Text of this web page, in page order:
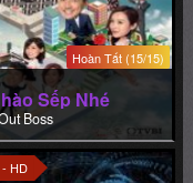
Hoàn Tất (15/15)
Sếp Nhé
Boss
HD